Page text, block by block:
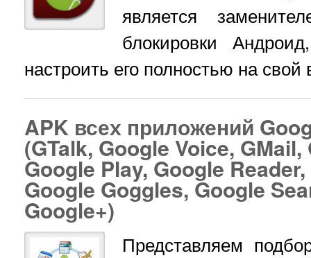
является
блокировки
настроить его полностью на свой
APK всех приложений
(GTalk, Google Voice,
Google Play, Google
Google Goggles, Google
Google+)
Представляем